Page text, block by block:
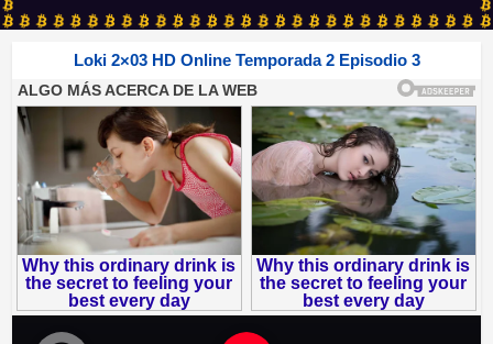
Loki 2×03 HD Online Temporada 2 Episodio 3